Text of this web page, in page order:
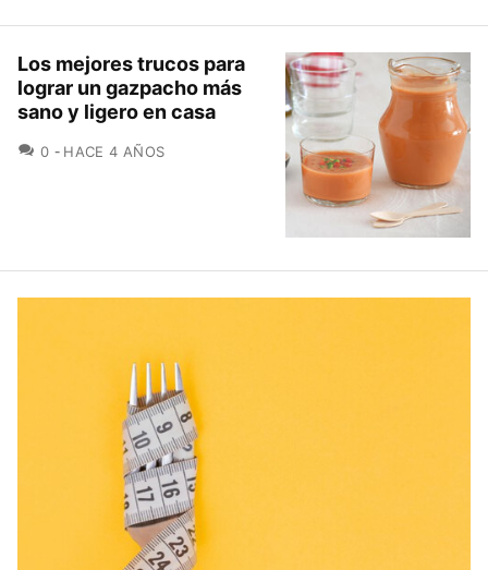
Los mejores trucos para
lograr un gazpacho más
sano y ligero en casa
0 COMENTARIOS
HACE 4 AÑOS